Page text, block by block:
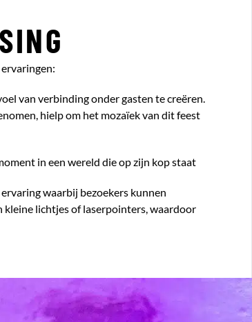
van verbinding onder gasten te creëren.
hielp om het mozaïek van dit feest
in een wereld die op zijn kop staat
waarbij bezoekers kunnen
lichtjes of laserpointers, waardoor